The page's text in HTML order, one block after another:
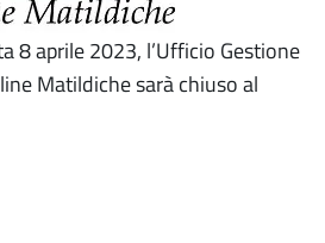
8 aprile 2023, l’Ufficio Gestione
Matildiche sarà chiuso al